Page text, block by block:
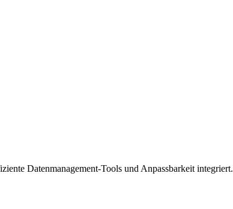
Datenmanagement-Tools und Anpassbarkeit integriert.